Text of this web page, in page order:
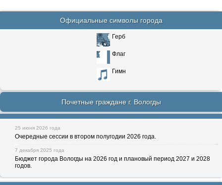
Официальные символы города
Герб
Флаг
Гимн
Почетные граждане г. Вологды
25 июня 2026 года
Очередные сессии в втором полугодии 2026 года.
7 декабря 2025 года
Бюджет города Вологды на 2026 год и плановый период 2027 и 2028
годов.